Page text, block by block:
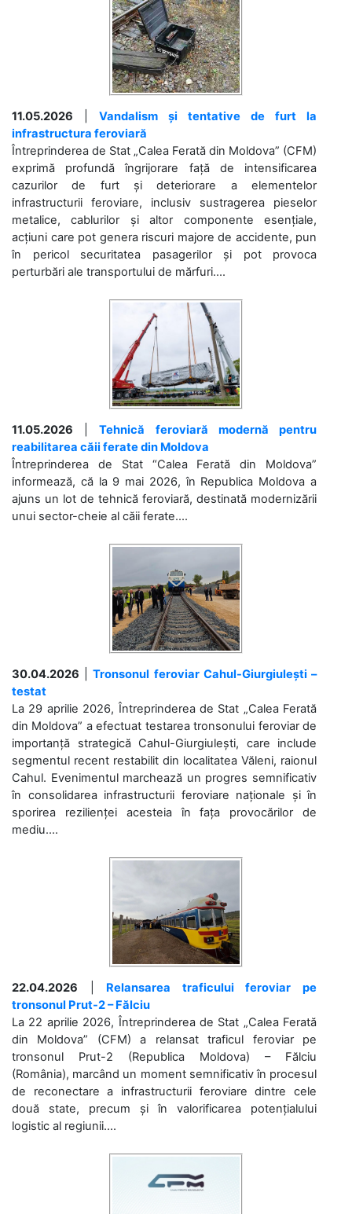
11.05.2026
Vandalism și tentative de furt la
infrastructura feroviară
Întreprinderea de Stat „Calea Ferată din Moldova” (CFM)
exprimă profundă îngrijorare față de intensificarea
cazurilor de furt și deteriorare a elementelor
infrastructurii feroviare, inclusiv sustragerea pieselor
metalice, cablurilor și altor componente esențiale,
acțiuni care pot genera riscuri majore de accidente, pun
în pericol securitatea pasagerilor și pot provoca
perturbări ale transportului de mărfuri....
11.05.2026 |Tehnică feroviară modernă pentru
reabilitarea căii ferate din Moldova
Întreprinderea de Stat “Calea Ferată din Moldova”
informează, că la 9 mai 2026, în Republica Moldova a
ajuns un lot de tehnică feroviară, destinată modernizării
unui sector-cheie al căii ferate....
30.04.2026 |Tronsonul feroviar Cahul-Giurgiulești –
testat
La 29 aprilie 2026, Întreprinderea de Stat „Calea Ferată
din Moldova” a efectuat testarea tronsonului feroviar de
importanță strategică Cahul-Giurgiulești, care include
segmentul recent restabilit din localitatea Văleni, raionul
Cahul. Evenimentul marchează un progres semnificativ
în consolidarea infrastructurii feroviare naționale și în
sporirea rezilienței acesteia în fața provocărilor de
mediu....
22.04.2026
Relansarea traficului feroviar pe
tronsonul Prut-2 – Fălciu
La 22 aprilie 2026, Întreprinderea de Stat „Calea Ferată
din Moldova” (CFM) a relansat traficul feroviar pe
tronsonul Prut-2 (Republica Moldova) – Fălciu
(România), marcând un moment semnificativ în procesul
de reconectare a infrastructurii feroviare dintre cele
două state, precum și în valorificarea potențialului
logistic al regiunii....